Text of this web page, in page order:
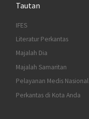
Tautan
IFES
Literatur Perkantas
Majalah Dia
Majalah Samaritan
Pelayanan Medis Nasional
Perkantas di Kota Anda